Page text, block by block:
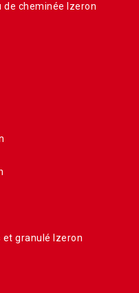
de cheminée Izeron
et granulé Izeron